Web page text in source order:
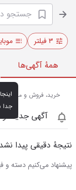
۳ فیلتر
همهٔ آگهی‌ها
خرید، فروش و مشاهده
آگهی جدید
نتیجهٔ دقیقی پیدا نشد
پیشنهاد می‌کنیم دسته و